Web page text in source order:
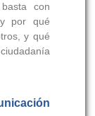
con
por qué
y qué